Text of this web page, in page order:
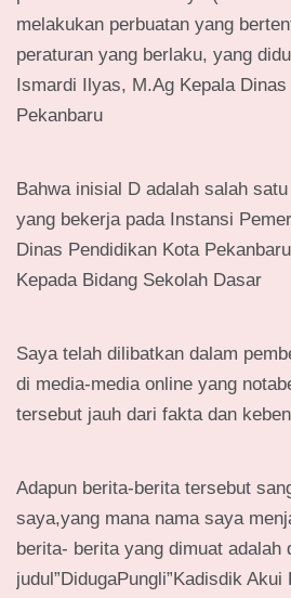
melakukan perbuatan yang
peraturan yang berlaku, yang
Ismardi Ilyas, M.Ag Kepala
Pekanbaru
Bahwa inisial D adalah salah
yang bekerja pada Instansi
Dinas Pendidikan Kota
Kepada Bidang Sekolah Dasar
Saya telah dilibatkan dalam
di media-media online yang
tersebut jauh dari fakta dan
Adapun berita-berita tersebut
saya,yang mana nama saya
berita- berita yang dimuat adalah
judul”DidugaPungli”Kadisdik